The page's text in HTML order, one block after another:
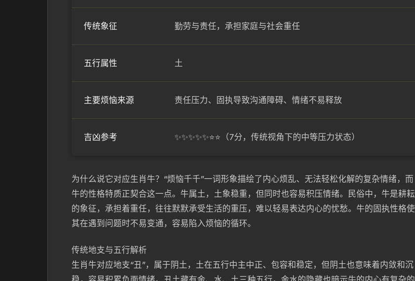
传统象征 勤劳与责任，承担家庭与社会重任
五行属性 土
主要烦恼来源 责任压力、固执导致沟通障碍、情绪不易释放
吉凶参考 ✨✨✨✨✨⭐⭐（7分，传统视角下的中等压力状态）
为什么说它对应生肖牛？“烦恼千千”一词形象描绘了内心烦乱、无法轻松化解的复杂情绪，而
牛的性格特质正契合这一点。牛属土，土象稳重，但同时也容易积压情绪。民俗中，牛是耕耘
的象征，承担着重任，往往默默承受生活的重压，难以轻易表达内心的忧愁。牛的固执性格使
其在遇到问题时不易变通，容易陷入烦恼的循环。
传统地支与五行解析
生肖牛对应地支“丑”，属于阴土，土在五行中主中正、包容和稳定，但阴土也意味着内敛和沉